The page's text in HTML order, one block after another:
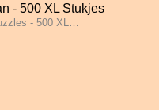
- 500 XL Stukjes
- 500 XL…